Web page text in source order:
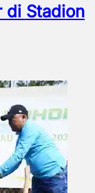
di Stadion